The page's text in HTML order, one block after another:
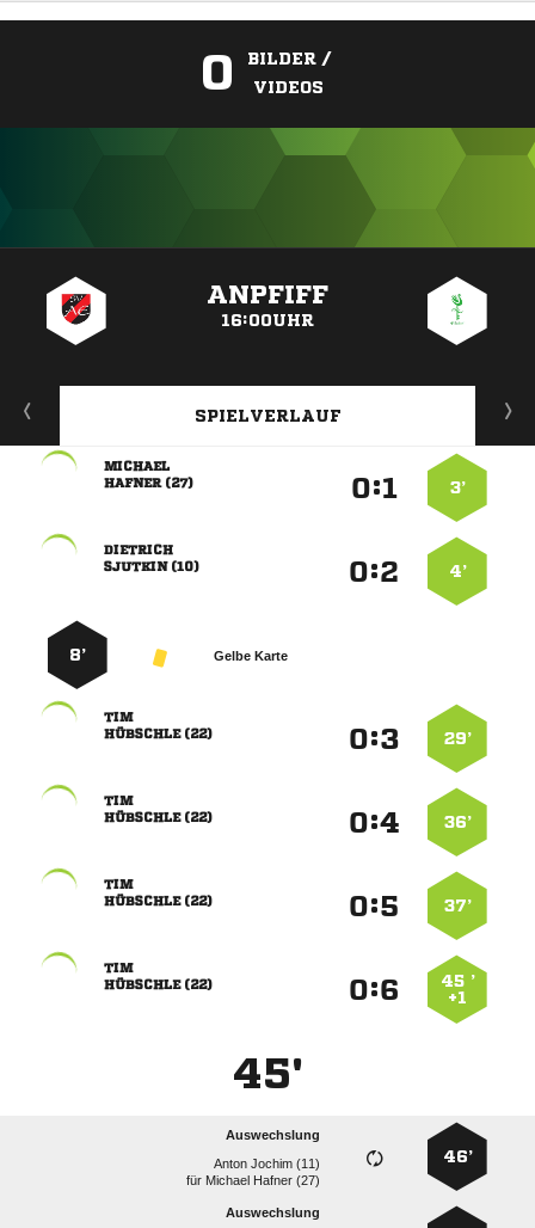
0
BILDER /
VIDEOS
ANPFIFF
16:00UHR
SPIELVERLAUF
3’
:

 
4’
:

 
Gelbe Karte
8’
29’
:

 
36’
:

 
37’
:

 
45 ’
+1
:

 
45'
46’
Auswechslung
  
für   
Auswechslung